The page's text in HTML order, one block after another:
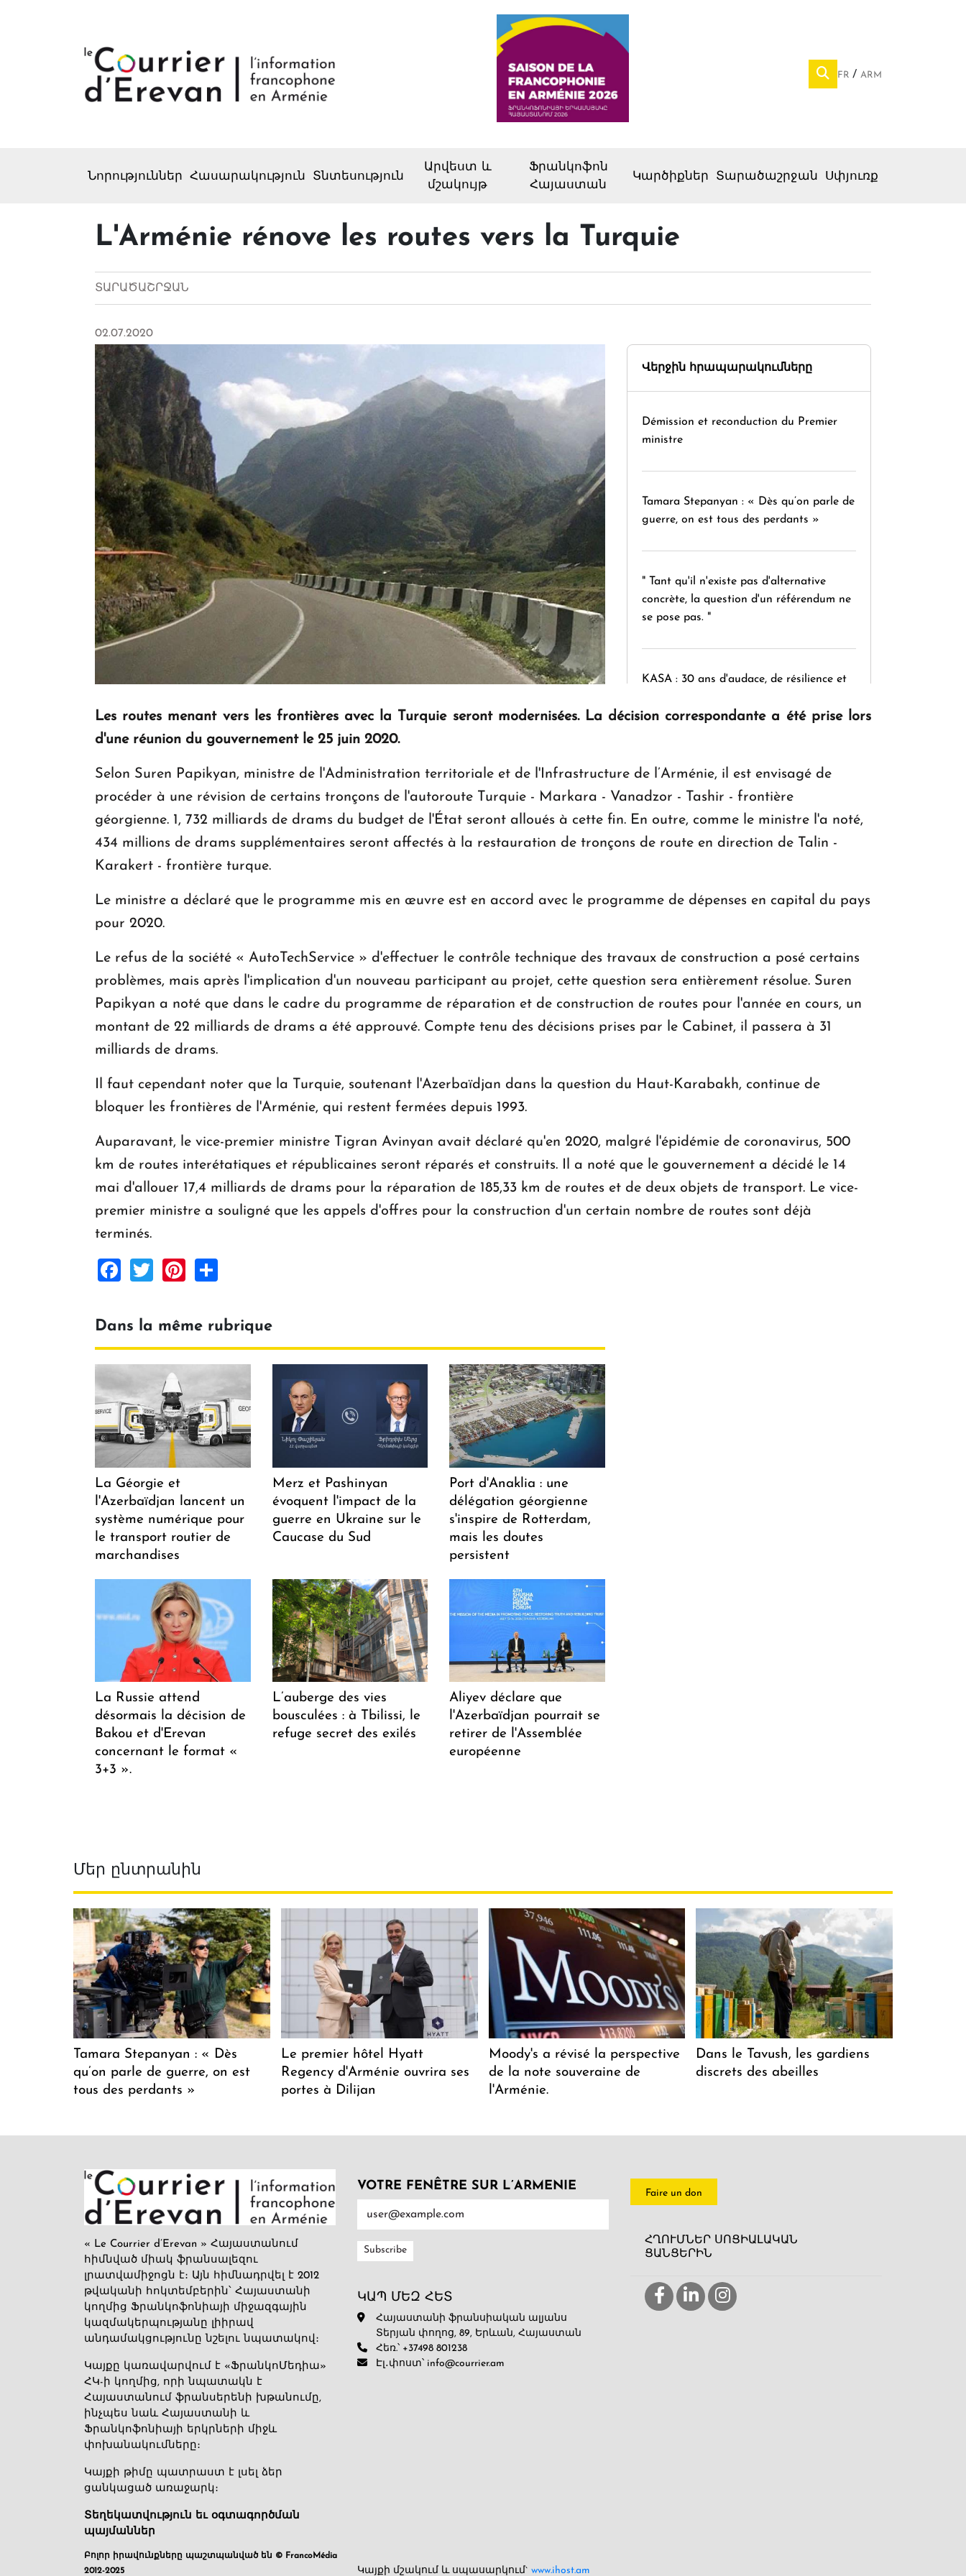
FR ARM
Նորություններ Հասարակություն Տնտեսություն
Արվեստ և
մշակույթ
Ֆրանկոֆոն
Հայաստան
Կարծիքներ Տարածաշրջան Սփյուռք
L'Arménie rénove les routes vers la Turquie
ՏԱՐԱԾԱՇՐՋԱՆ
02.07.2020
Վերջին հրապարակումները
Démission et reconduction du Premier
ministre
Tamara Stepanyan : « Dès qu’on parle de
guerre, on est tous des perdants »
" Tant qu'il n'existe pas d'alternative
concrète, la question d'un référendum ne
se pose pas. "
KASA : 30 ans d'audace, de résilience et
d'Arménie ouvrira ses portes à Dilijan
Les routes menant vers les frontières avec la Turquie seront modernisées. La décision correspondante a été prise lors
d'une réunion du gouvernement le 25 juin 2020.
Selon Suren Papikyan, ministre de l'Administration territoriale et de l'Infrastructure de l’Arménie, il est envisagé de
procéder à une révision de certains tronçons de l'autoroute Turquie - Markara - Vanadzor - Tashir - frontière
géorgienne. 1, 732 milliards de drams du budget de l'État seront alloués à cette fin. En outre, comme le ministre l'a noté,
434 millions de drams supplémentaires seront affectés à la restauration de tronçons de route en direction de Talin -
Karakert - frontière turque.
Le ministre a déclaré que le programme mis en œuvre est en accord avec le programme de dépenses en capital du pays
pour 2020.
Le refus de la société « AutoTechService » d'effectuer le contrôle technique des travaux de construction a posé certains
problèmes, mais après l'implication d'un nouveau participant au projet, cette question sera entièrement résolue. Suren
Papikyan a noté que dans le cadre du programme de réparation et de construction de routes pour l'année en cours, un
montant de 22 milliards de drams a été approuvé. Compte tenu des décisions prises par le Cabinet, il passera à 31
milliards de drams.
Il faut cependant noter que la Turquie, soutenant l'Azerbaïdjan dans la question du Haut-Karabakh, continue de
bloquer les frontières de l'Arménie, qui restent fermées depuis 1993.
Auparavant, le vice-premier ministre Tigran Avinyan avait déclaré qu'en 2020, malgré l'épidémie de coronavirus, 500
km de routes interétatiques et républicaines seront réparés et construits. Il a noté que le gouvernement a décidé le 14
mai d'allouer 17,4 milliards de drams pour la réparation de 185,33 km de routes et de deux objets de transport. Le vice-
premier ministre a souligné que les appels d'offres pour la construction d'un certain nombre de routes sont déjà
terminés.
Facebook
TwitterPinterest
Dans la même rubrique
La Géorgie et
l'Azerbaïdjan lancent un
système numérique pour
le transport routier de
marchandises
Merz et Pashinyan
évoquent l'impact de la
guerre en Ukraine sur le
Caucase du Sud
Port d'Anaklia : une
délégation géorgienne
s'inspire de Rotterdam,
mais les doutes
persistent
La Russie attend
désormais la décision de
Bakou et d'Erevan
concernant le format «
3+3 ».
L’auberge des vies
bousculées : à Tbilissi, le
refuge secret des exilés
Aliyev déclare que
l'Azerbaïdjan pourrait se
retirer de l'Assemblée
européenne
Մեր ընտրանին
Tamara Stepanyan : « Dès
qu’on parle de guerre, on est
tous des perdants »
Le premier hôtel Hyatt
Regency d'Arménie ouvrira ses
portes à Dilijan
Moody's a révisé la perspective
de la note souveraine de
l'Arménie.
Dans le Tavush, les gardiens
discrets des abeilles
« Le Courrier d’Erevan » Հայաստանում
հիմնված միակ ֆրանսալեզու
լրատվամիջոցն է։ Այն հիմնադրվել է 2012
թվականի հոկտեմբերին՝ Հայաստանի
կողմից Ֆրանկոֆոնիայի միջազգային
կազմակերպությանը լիիրավ
անդամակցությունը նշելու նպատակով։
Կայքը կառավարվում է «ՖրանկոՄեդիա»
ՀԿ-ի կողմից, որի նպատակն է
Հայաստանում ֆրանսերենի խթանումը,
ինչպես նաև Հայաստանի և
Ֆրանկոֆոնիայի երկրների միջև
փոխանակումները։
Կայքի թիմը պատրաստ է լսել ձեր
ցանկացած առաջարկ։
Տեղեկատվություն եւ օգտագործման
պայմաններ
Բոլոր իրավունքները պաշտպանված են © FrancoMédia
2012-2025
VOTRE FENÊTRE SUR L’ARMENIE
ԿԱՊ ՄԵԶ ՀԵՏ
Հայաստանի ֆրանսիական ալյանս
Տերյան փողոց, 89, Երևան, Հայաստան
Հեռ.՝ +37498 801238
Էլ․փոստ՝ info@courrier.am
Կայքի մշակում և սպասարկում` www.ihost.am
Faire un don
ՀՂՈՒՄՆԵՐ ՍՈՑԻԱԼԱԿԱՆ
ՑԱՆՑԵՐԻՆ